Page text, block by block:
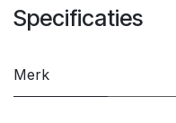
Specificaties
Merk